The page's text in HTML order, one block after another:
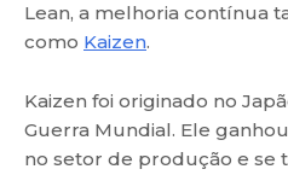
Lean, a melhoria contínua
como Kaizen.
Kaizen foi originado no
Guerra Mundial. Ele
no setor de produção e se